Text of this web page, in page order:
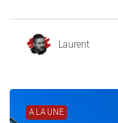
Laurent
A LA UNE